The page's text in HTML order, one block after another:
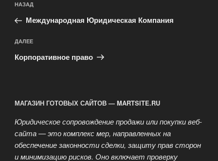
по
записям
Предыдущая
запись:
НАЗАД
Международная Юридическая Компания
Следующая
запись
ДАЛЕЕ
Корпоративное право
МАГАЗИН ГОТОВЫХ САЙТОВ — MARTSITE.RU
Юридическое сопровождение продажи или покупки веб-
сайта — это комплекс мер, направленных на
обеспечение законности сделки, защиту прав сторон
и минимизацию рисков. Оно включает проверку